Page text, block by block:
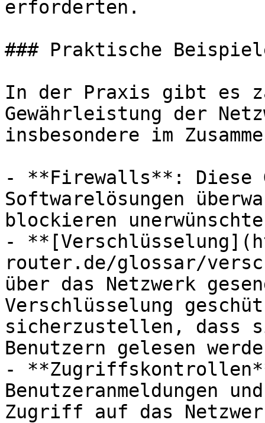
erforderten.
### Praktische
In der Praxis gibt es
Gewährleistung der
insbesondere im
- **Firewalls**: Diese
Softwarelösungen
blockieren
-
router.de/glossar/
über das Netzwerk
Verschlüsselung
sicherzustellen, dass
Benutzern gelesen
-
Benutzeranmeldungen
Zugriff auf das